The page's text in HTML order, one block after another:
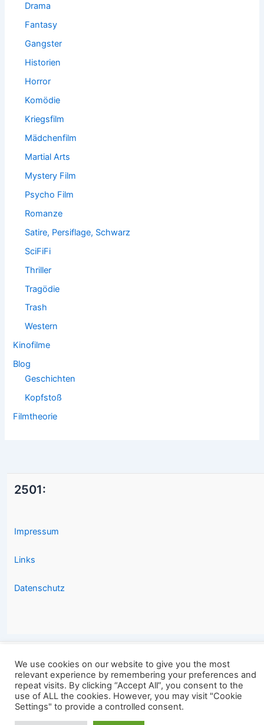
Drama
Fantasy
Gangster
Historien
Horror
Komödie
Kriegsfilm
Mädchenfilm
Martial Arts
Mystery Film
Psycho Film
Romanze
Satire, Persiflage, Schwarz
SciFiFi
Thriller
Tragödie
Trash
Western
Kinofilme
Blog
Geschichten
Kopfstoß
Filmtheorie
2501:
Impressum
Links
Datenschutz
Copyright © 2026 2501.eu Gute Filme |
We use cookies on our website to give you the most
relevant experience by remembering your preferences and
repeat visits. By clicking “Accept All”, you consent to the
use of ALL the cookies. However, you may visit "Cookie
Settings" to provide a controlled consent.